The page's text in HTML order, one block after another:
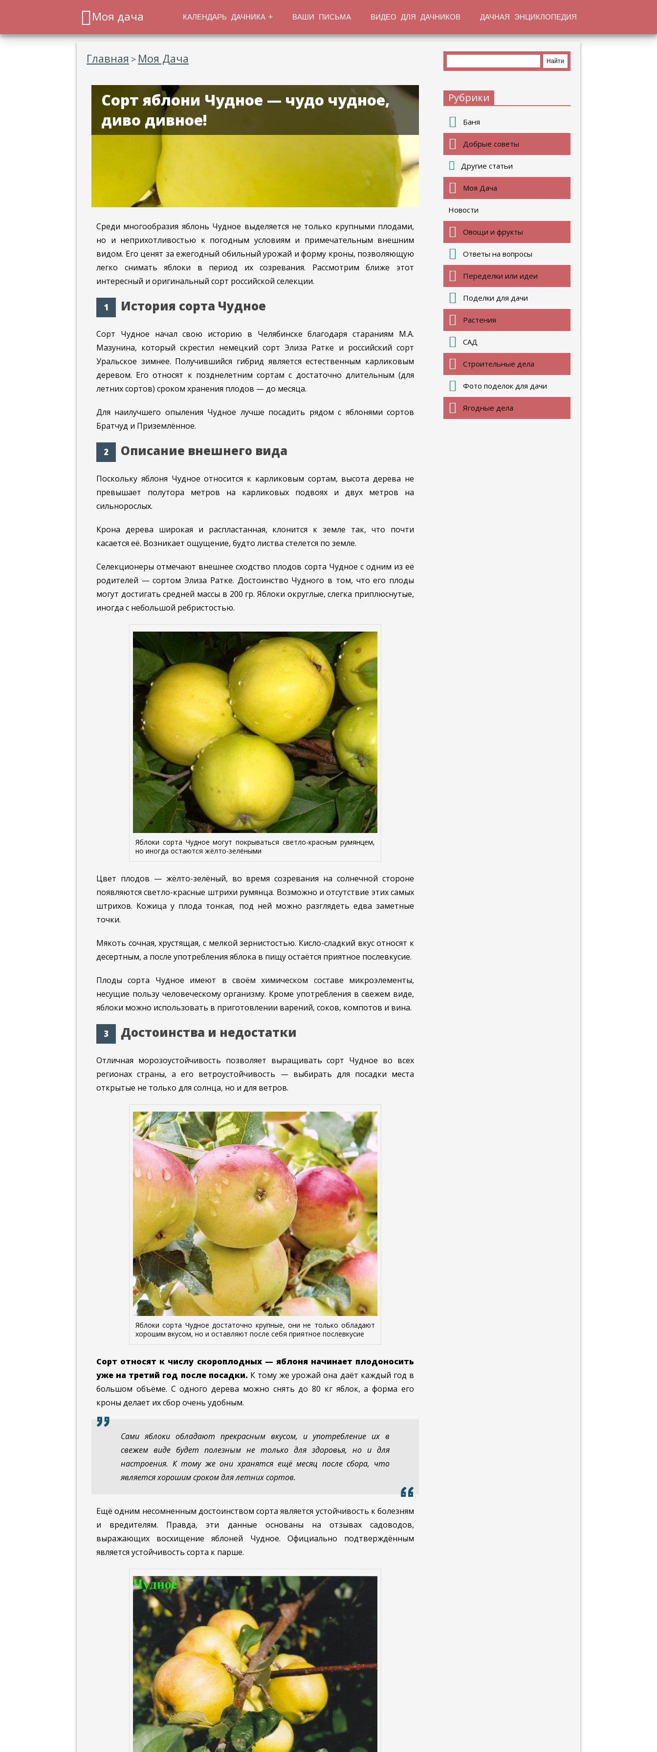
Моя дача КАЛЕНДАРЬ ДАЧНИКА ВАШИ ПИСЬМА ВИДЕО ДЛЯ ДАЧНИКОВ ДАЧНАЯ ЭНЦИКЛОПЕДИЯ
Главная > Моя Дача
Сорт яблони Чудное — чудо чудное,
диво дивное!
Среди многообразия яблонь Чудное выделяется не только крупными плодами,
но и неприхотливостью к погодным условиям и примечательным внешним
видом. Его ценят за ежегодный обильный урожай и форму кроны, позволяющую
легко снимать яблоки в период их созревания. Рассмотрим ближе этот
интересный и оригинальный сорт российской селекции.
История сорта Чудное
Сорт Чудное начал свою историю в Челябинске благодаря стараниям М.А.
Мазунина, который скрестил немецкий сорт Элиза Ратке и российский сорт
Уральское зимнее. Получившийся гибрид является естественным карликовым
деревом. Его относят к позднелетним сортам с достаточно длительным (для
летних сортов) сроком хранения плодов — до месяца.
Для наилучшего опыления Чудное лучше посадить рядом с яблонями сортов
Братчуд и Приземлённое.
Описание внешнего вида
Поскольку яблоня Чудное относится к карликовым сортам, высота дерева не
превышает полутора метров на карликовых подвоях и двух метров на
сильнорослых.
Крона дерева широкая и распластанная, клонится к земле так, что почти
касается её. Возникает ощущение, будто листва стелется по земле.
Селекционеры отмечают внешнее сходство плодов сорта Чудное с одним из её
родителей — сортом Элиза Ратке. Достоинство Чудного в том, что его плоды
могут достигать средней массы в 200 гр. Яблоки округлые, слегка приплюснутые,
иногда с небольшой ребристостью.
Яблоки сорта Чудное могут покрываться светло-красным румянцем,
но иногда остаются жёлто-зелёными
Цвет плодов — жёлто-зелёный, во время созревания на солнечной стороне
появляются светло-красные штрихи румянца. Возможно и отсутствие этих самых
штрихов. Кожица у плода тонкая, под ней можно разглядеть едва заметные
точки.
Мякоть сочная, хрустящая, с мелкой зернистостью. Кисло-сладкий вкус относят к
десертным, а после употребления яблока в пищу остаётся приятное послевкусие.
Плоды сорта Чудное имеют в своём химическом составе микроэлементы,
несущие пользу человеческому организму. Кроме употребления в свежем виде,
яблоки можно использовать в приготовлении варений, соков, компотов и вина.
Достоинства и недостатки
Отличная морозоустойчивость позволяет выращивать сорт Чудное во всех
регионах страны, а его ветроустойчивость — выбирать для посадки места
открытые не только для солнца, но и для ветров.
Яблоки сорта Чудное достаточно крупные, они не только обладают
хорошим вкусом, но и оставляют после себя приятное послевкусие
Сорт относят к числу скороплодных — яблоня начинает плодоносить
уже на третий год после посадки. К тому же урожай она даёт каждый год в
большом объёме. С одного дерева можно снять до 80 кг яблок, а форма его
кроны делает их сбор очень удобным.
Сами яблоки обладают прекрасным вкусом, и употребление их в
свежем виде будет полезным не только для здоровья, но и для
настроения. К тому же они хранятся ещё месяц после сбора, что
является хорошим сроком для летних сортов.
Ещё одним несомненным достоинством сорта является устойчивость к болезням
и вредителям. Правда, эти данные основаны на отзывах садоводов,
выражающих восхищение яблоней Чудное. Официально подтверждённым
является устойчивость сорта к парше.
Рубрики
Баня
Добрые советы
Другие статьи
Моя Дача
Новости
Овощи и фрукты
Ответы на вопросы
Переделки или идеи
Поделки для дачи
Растения
САД
Строительные дела
Фото поделок для дачи
Ягодные дела